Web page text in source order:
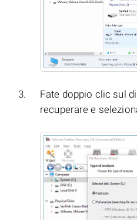
Fate doppio clic sul
recuperare e